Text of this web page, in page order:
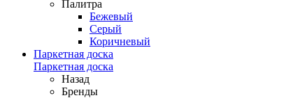
Палитра
Бежевый
Серый
Коричневый
Паркетная доска
Паркетная доска
Назад
Бренды